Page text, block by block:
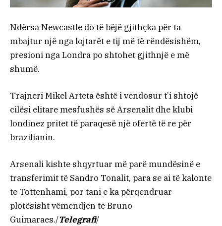
Ndërsa Newcastle do të bëjë gjithçka për ta
mbajtur një nga lojtarët e tij më të rëndësishëm,
presioni nga Londra po shtohet gjithnjë e më
shumë.
Trajneri Mikel Arteta është i vendosur t’i shtojë
cilësi elitare mesfushës së Arsenalit dhe klubi
londinez pritet të paraqesë një ofertë të re për
brazilianin.
Arsenali kishte shqyrtuar më parë mundësinë e
transferimit të Sandro Tonalit, para se ai të kalonte
te Tottenhami, por tani e ka përqendruar
plotësisht vëmendjen te Bruno
Guimaraes./Telegrafi/